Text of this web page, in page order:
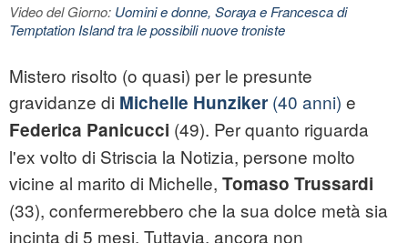
Video del Giorno: Uomini e donne, Soraya e Francesca di
Temptation Island tra le possibili nuove troniste
Mistero risolto (o quasi) per le presunte
gravidanze di Michelle Hunziker (40 anni) e
Federica Panicucci (49). Per quanto riguarda
l'ex volto di Striscia la Notizia, persone molto
vicine al marito di Michelle, Tomaso Trussardi
(33), confermerebbero che la sua dolce metà sia
incinta di 5 mesi. Tuttavia, ancora non